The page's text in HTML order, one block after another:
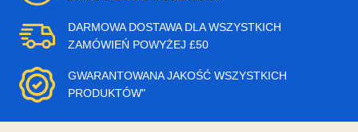
DARMOWA DOSTAWA DLA WSZYSTKICH
ZAMÓWIEŃ POWYŻEJ £50
GWARANTOWANA JAKOŚĆ WSZYSTKICH
PRODUKTÓW"